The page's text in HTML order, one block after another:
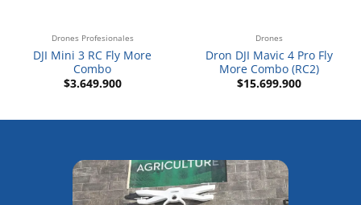
Drones Profesionales
DJI Mini 3 RC Fly More
Combo
$3.649.900
Drones
Dron DJI Mavic 4 Pro Fly
More Combo (RC2)
$15.699.900